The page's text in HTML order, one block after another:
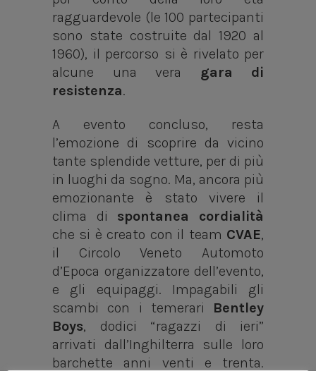
ragguardevole (le 100 partecipanti
sono state costruite dal 1920 al
1960), il percorso si è rivelato per
alcune una vera gara di
resistenza.
A evento concluso, resta
l’emozione di scoprire da vicino
tante splendide vetture, per di più
in luoghi da sogno. Ma, ancora più
emozionante è stato vivere il
clima di spontanea cordialità
che si è creato con il team CVAE,
il Circolo Veneto Automoto
d’Epoca organizzatore dell’evento,
e gli equipaggi. Impagabili gli
scambi con i temerari Bentley
Boys, dodici “ragazzi di ieri”
arrivati dall’Inghilterra sulle loro
barchette anni venti e trenta.